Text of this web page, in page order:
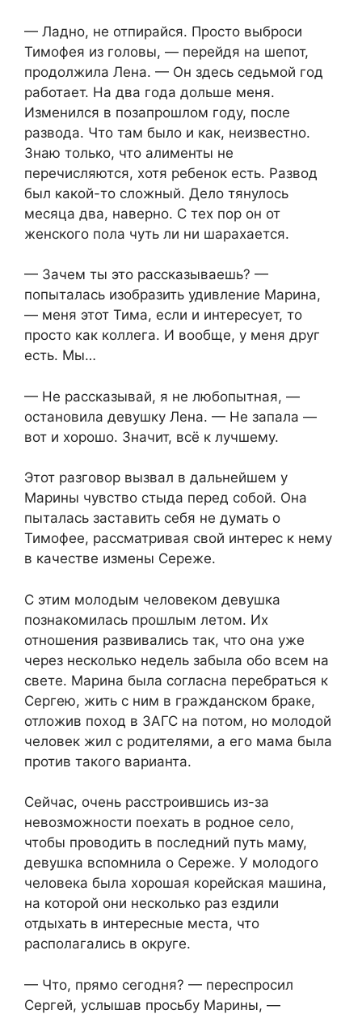
— Ладно, не отпирайся. Просто выброси
Тимофея из головы, — перейдя на шепот,
продолжила Лена. — Он здесь седьмой год
работает. На два года дольше меня.
Изменился в позапрошлом году, после
развода. Что там было и как, неизвестно.
Знаю только, что алименты не
перечисляются, хотя ребенок есть. Развод
был какой-то сложный. Дело тянулось
месяца два, наверно. С тех пор он от
женского пола чуть ли ни шарахается.
— Зачем ты это рассказываешь? —
попыталась изобразить удивление Марина,
— меня этот Тима, если и интересует, то
просто как коллега. И вообще, у меня друг
есть. Мы…
— Не рассказывай, я не любопытная, —
остановила девушку Лена. — Не запала —
вот и хорошо. Значит, всё к лучшему.
Этот разговор вызвал в дальнейшем у
Марины чувство стыда перед собой. Она
пыталась заставить себя не думать о
Тимофее, рассматривая свой интерес к нему
в качестве измены Сереже.
С этим молодым человеком девушка
познакомилась прошлым летом. Их
отношения развивались так, что она уже
через несколько недель забыла обо всем на
свете. Марина была согласна перебраться к
Сергею, жить с ним в гражданском браке,
отложив поход в ЗАГС на потом, но молодой
человек жил с родителями, а его мама была
против такого варианта.
Сейчас, очень расстроившись из-за
невозможности поехать в родное село,
чтобы проводить в последний путь маму,
девушка вспомнила о Сереже. У молодого
человека была хорошая корейская машина,
на которой они несколько раз ездили
отдыхать в интересные места, что
располагались в округе.
— Что, прямо сегодня? — переспросил
Сергей, услышав просьбу Марины, —